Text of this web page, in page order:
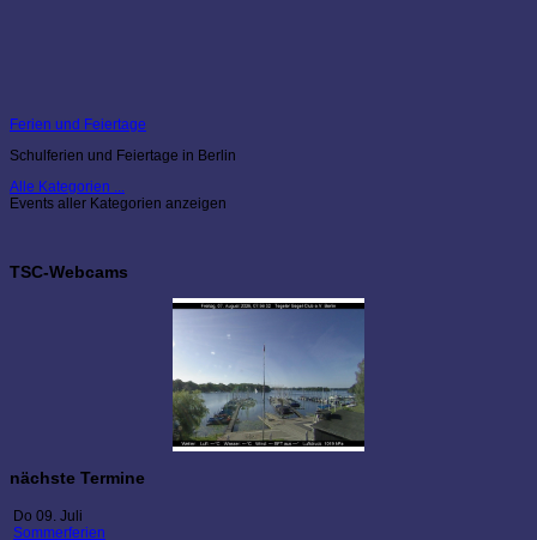
Ferien und Feiertage
Schulferien und Feiertage in Berlin
Alle Kategorien ...
Events aller Kategorien anzeigen
TSC-Webcams
nächste Termine
Do 09. Juli
Sommerferien